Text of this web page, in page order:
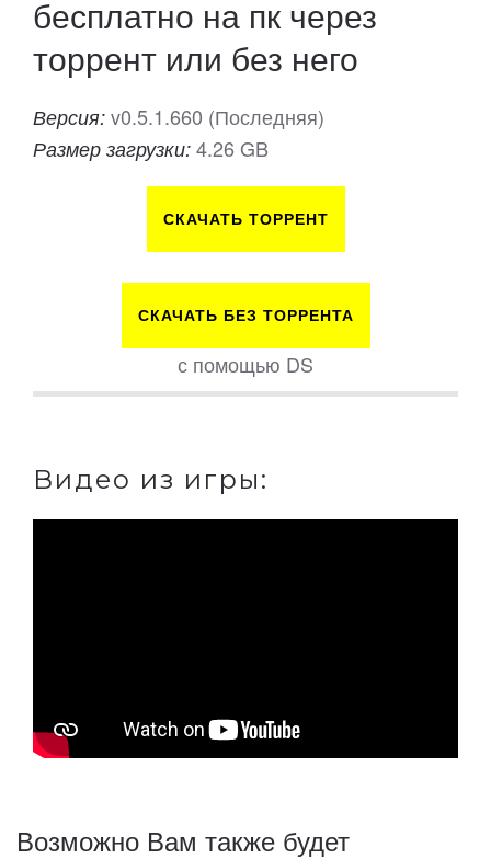
бесплатно на пк через
торрент или без него
Версия: v0.5.1.660 (Последняя)
Размер загрузки: 4.26 GB
СКАЧАТЬ ТОРРЕНТ
СКАЧАТЬ БЕЗ ТОРРЕНТА
с помощью DS
Видео из игры:
Возможно Вам также будет